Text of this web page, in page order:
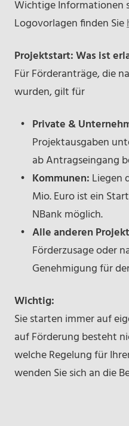
Wichtige Informationen
Logovorlagen finden Sie
Projektstart: Was ist
Für Förderanträge, die
wurden, gilt für
Private &
Projektausgaben
ab Antragseingang
Kommunen: Liegen
Mio. Euro ist ein
NBank möglich.
Alle anderen
Förderzusage oder
Genehmigung für
Wichtig:
Sie starten immer auf
auf Förderung besteht
welche Regelung für
wenden Sie sich an die